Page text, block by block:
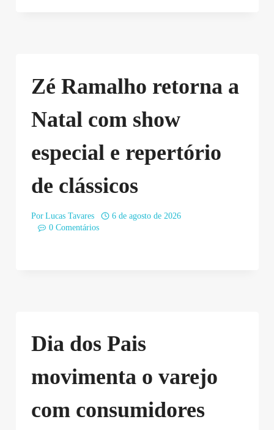
Zé Ramalho retorna a
Natal com show
especial e repertório
de clássicos
Por Lucas Tavares
6 de agosto de 2026
0 Comentários
Dia dos Pais
movimenta o varejo
com consumidores